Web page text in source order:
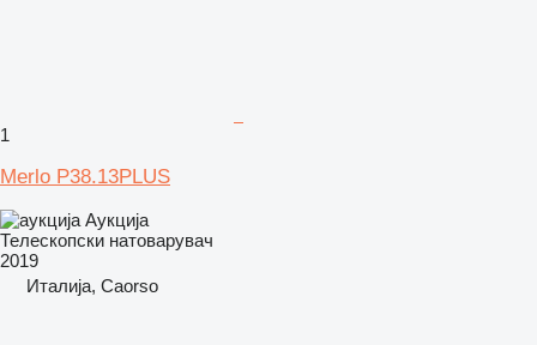
1
Merlo P38.13PLUS
Аукција
Телескопски натоварувач
2019
Италија, Caorso